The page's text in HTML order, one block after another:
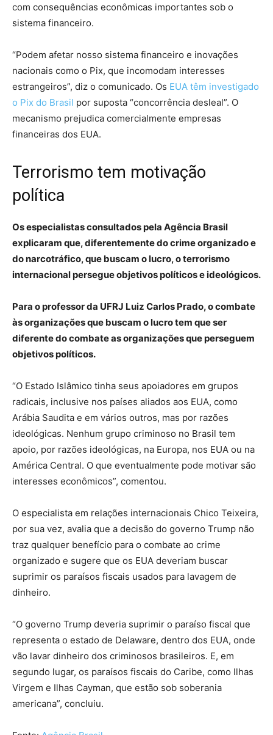
com consequências econômicas importantes sob o
sistema financeiro.
“Podem afetar nosso sistema financeiro e inovações
nacionais como o Pix, que incomodam interesses
estrangeiros”, diz o comunicado. Os EUA têm investigado
o Pix do Brasil por suposta “concorrência desleal”. O
mecanismo prejudica comercialmente empresas
financeiras dos EUA.
Terrorismo tem motivação
política
Os especialistas consultados pela Agência Brasil
explicaram que, diferentemente do crime organizado e
do narcotráfico, que buscam o lucro, o terrorismo
internacional persegue objetivos políticos e ideológicos.
Para o professor da UFRJ Luiz Carlos Prado, o combate
às organizações que buscam o lucro tem que ser
diferente do combate as organizações que perseguem
objetivos políticos.
“O Estado Islâmico tinha seus apoiadores em grupos
radicais, inclusive nos países aliados aos EUA, como
Arábia Saudita e em vários outros, mas por razões
ideológicas. Nenhum grupo criminoso no Brasil tem
apoio, por razões ideológicas, na Europa, nos EUA ou na
América Central. O que eventualmente pode motivar são
interesses econômicos”, comentou.
O especialista em relações internacionais Chico Teixeira,
por sua vez, avalia que a decisão do governo Trump não
traz qualquer benefício para o combate ao crime
organizado e sugere que os EUA deveriam buscar
suprimir os paraísos fiscais usados para lavagem de
dinheiro.
“O governo Trump deveria suprimir o paraíso fiscal que
representa o estado de Delaware, dentro dos EUA, onde
vão lavar dinheiro dos criminosos brasileiros. E, em
segundo lugar, os paraísos fiscais do Caribe, como Ilhas
Virgem e Ilhas Cayman, que estão sob soberania
americana”, concluiu.